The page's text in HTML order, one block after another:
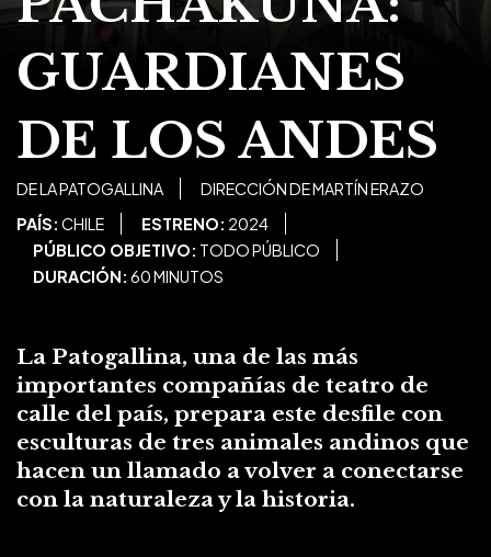
GUARDIANES
DE LOS ANDES
DE LA PATOGALLINA
DIRECCIÓN DE MARTÍN ERAZO
PAÍS: CHILE ESTRENO: 2024
PÚBLICO OBJETIVO: TODO PÚBLICO
DURACIÓN: 60 MINUTOS
La Patogallina, una de las más
importantes compañías de teatro de
calle del país, prepara este desfile con
esculturas de tres animales andinos que
hacen un llamado a volver a conectarse
con la naturaleza y la historia.